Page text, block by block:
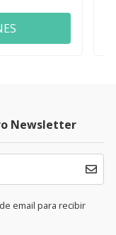
Newsletter
email para recibir